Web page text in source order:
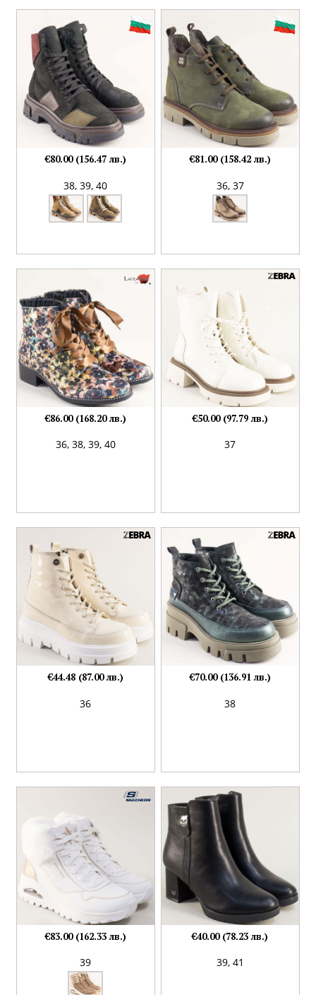
38,39,40
€80.00 (156.47 лв.)
36, 37
€81.00 (158.42 лв.)
36, 38, 39, 40
€86.00 (168.20 лв.)
37
€50.00 (97.79 лв.)
36
€44.48 (87.00 лв.)
38
€70.00 (136.91 лв.)
39
€83.00 (162.33 лв.)
39, 41
€40.00 (78.23 лв.)